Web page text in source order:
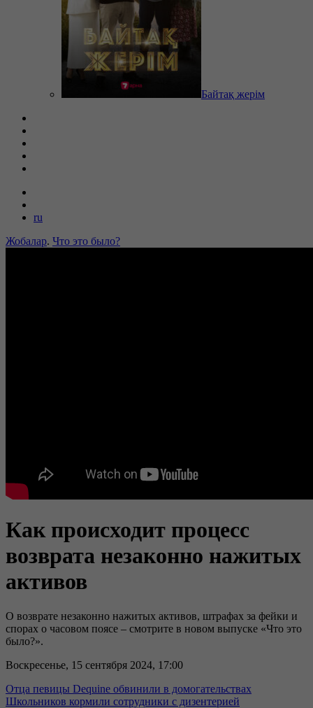
Байтақ жерім
ru
Жобалар. Что это было?
Как происходит процесс
возврата незаконно нажитых
активов
О возврате незаконно нажитых активов, штрафах за фейки и
спорах о часовом поясе – смотрите в новом выпуске «Что это
было?».
Воскресенье, 15 сентября 2024, 17:00
Отца певицы Dequine обвинили в домогательствах
Школьников кормили сотрудники с дизентерией